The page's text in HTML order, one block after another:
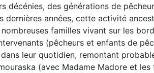
décénies, des générations de
dernières années, cette activité
familles vivant sur les
(pêcheurs et enfants de
leur quotidien, remontant
(avec Madame Madore et